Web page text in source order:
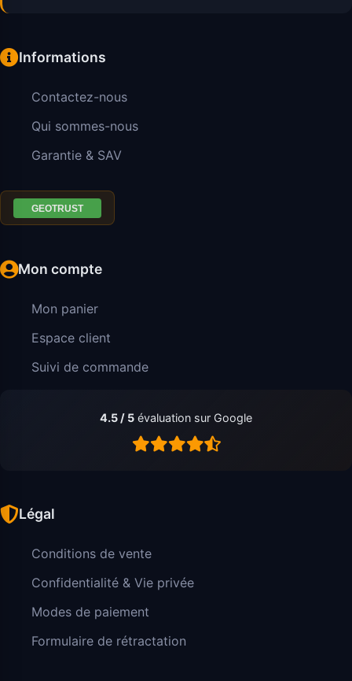
Informations
Contactez-nous
Qui sommes-nous
Garantie & SAV
Mon compte
Mon panier
Espace client
Suivi de commande
4.5 / 5 évaluation sur Google
Légal
Conditions de vente
Confidentialité & Vie privée
Modes de paiement
Formulaire de rétractation